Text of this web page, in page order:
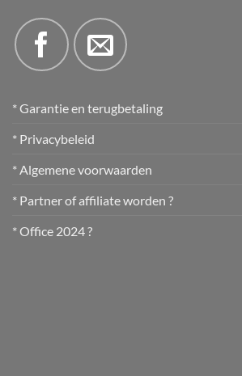
* Garantie en terugbetaling
* Privacybeleid
* Algemene voorwaarden
* Partner of affiliate worden ?
* Office 2024 ?